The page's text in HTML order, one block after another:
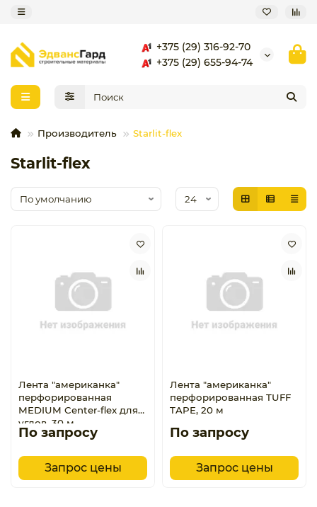
+375 (29) 316-92-70
+375 (29) 655-94-74
Производитель Starlit-flex
Starlit-flex
Лента "американка"
перфорированная
MEDIUM Center-flex для
углов, 30 м
По запросу
Запрос цены
Лента "американка"
перфорированная TUFF
TAPE, 20 м
По запросу
Запрос цены